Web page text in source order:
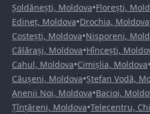
Șoldănești, Moldova•Florești,
Edineț, Moldova•Drochia, Moldova
Costești, Moldova•Nisporeni,
Călărași, Moldova•Hîncești,
Cahul, Moldova•Cimișlia, Moldova•
Căușeni, Moldova•Ștefan Vodă,
Anenii Noi, Moldova•Bacioi,
Țînțăreni, Moldova•Telecentru,